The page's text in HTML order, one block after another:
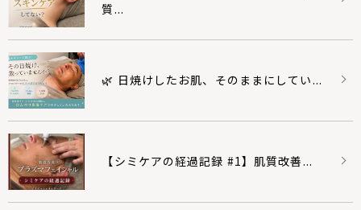
質...
🌿 日焼けしたお肌、そのままにしてい...
【シミケアの経過記録 #1】肌質改善...